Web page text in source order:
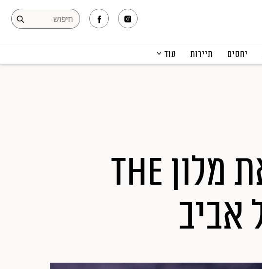
יחסים תיירות עוד
קארים ראשיד מעצב את מלון the